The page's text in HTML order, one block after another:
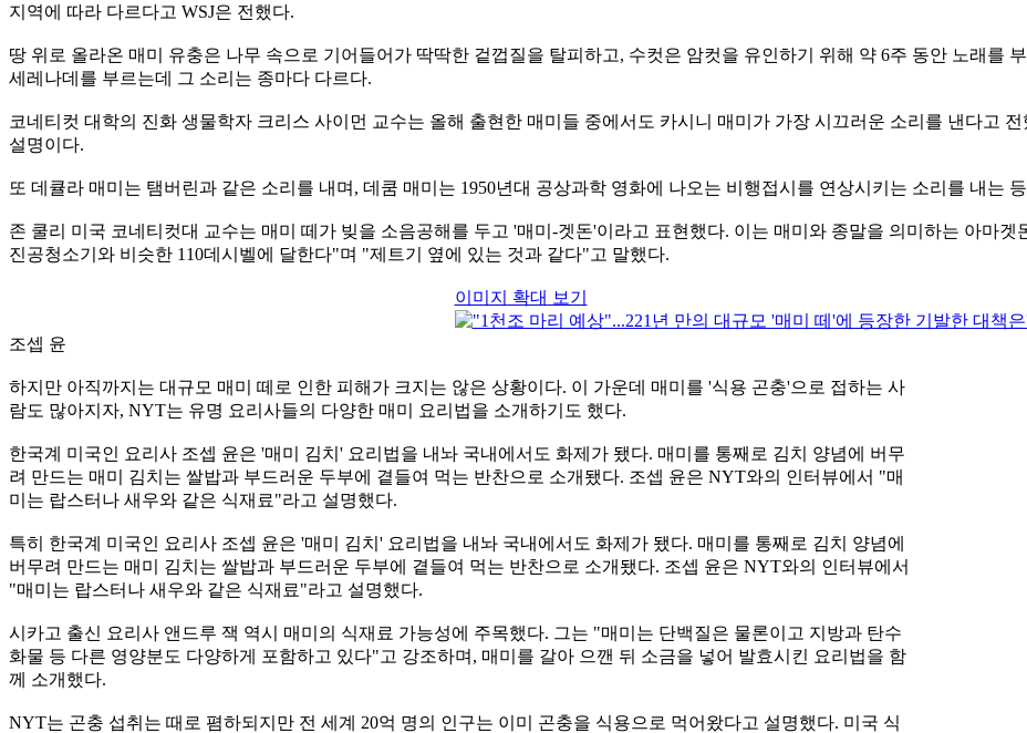
지역에 따라 다르다고 WSJ은 전했다.
땅 위로 올라온 매미 유충은 나무 속으로 기어들어가 딱딱한 겉껍질을 탈피하고, 수컷은 암컷을 유인하기 위해 약 6주 동안 노래를
세레나데를 부르는데 그 소리는 종마다 다르다.
코네티컷 대학의 진화 생물학자 크리스 사이먼 교수는 올해 출현한 매미들 중에서도 카시니 매미가 가장 시끄러운 소리를 낸다고
설명이다.
또 데큘라 매미는 탬버린과 같은 소리를 내며, 데쿰 매미는 1950년대 공상과학 영화에 나오는 비행접시를 연상시키는 소리를 내는
존 쿨리 미국 코네티컷대 교수는 매미 떼가 빚을 소음공해를 두고 '매미-겟돈'이라고 표현했다. 이는 매미와 종말을 의미하는 아마
진공청소기와 비슷한 110데시벨에 달한다"며 "제트기 옆에 있는 것과 같다"고 말했다.
이미지 확대 보기
조셉 윤
하지만 아직까지는 대규모 매미 떼로 인한 피해가 크지는 않은 상황이다. 이 가운데 매미를 '식용 곤충'으로 접하는 사
람도 많아지자, NYT는 유명 요리사들의 다양한 매미 요리법을 소개하기도 했다.
한국계 미국인 요리사 조셉 윤은 '매미 김치' 요리법을 내놔 국내에서도 화제가 됐다. 매미를 통째로 김치 양념에 버무
려 만드는 매미 김치는 쌀밥과 부드러운 두부에 곁들여 먹는 반찬으로 소개됐다. 조셉 윤은 NYT와의 인터뷰에서 "매
미는 랍스터나 새우와 같은 식재료"라고 설명했다.
특히 한국계 미국인 요리사 조셉 윤은 '매미 김치' 요리법을 내놔 국내에서도 화제가 됐다. 매미를 통째로 김치 양념에
버무려 만드는 매미 김치는 쌀밥과 부드러운 두부에 곁들여 먹는 반찬으로 소개됐다. 조셉 윤은 NYT와의 인터뷰에서
"매미는 랍스터나 새우와 같은 식재료"라고 설명했다.
시카고 출신 요리사 앤드루 잭 역시 매미의 식재료 가능성에 주목했다. 그는 "매미는 단백질은 물론이고 지방과 탄수
화물 등 다른 영양분도 다양하게 포함하고 있다"고 강조하며, 매미를 갈아 으깬 뒤 소금을 넣어 발효시킨 요리법을 함
께 소개했다.
NYT는 곤충 섭취는 때로 폄하되지만 전 세계 20억 명의 인구는 이미 곤충을 식용으로 먹어왔다고 설명했다. 미국 식